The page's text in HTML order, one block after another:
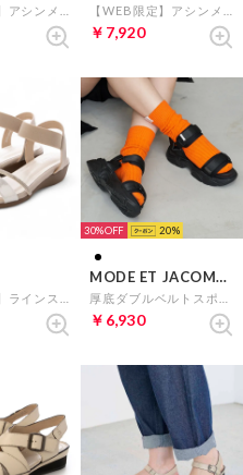
￥7,920
30% 20
MODE ET JACOMO carino
￥6,930